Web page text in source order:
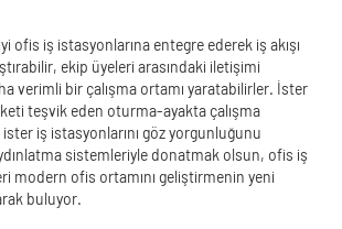
ofis iş istasyonlarına entegre ederek iş akışı
ekip üyeleri arasındaki iletişimi
verimli bir çalışma ortamı yaratabilirler. İster
teşvik eden oturma-ayakta çalışma
iş istasyonlarını göz yorgunluğunu
sistemleriyle donatmak olsun, ofis iş
modern ofis ortamını geliştirmenin yeni
buluyor.